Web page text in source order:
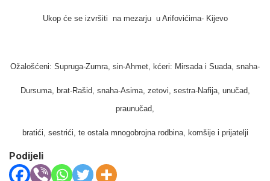
Ukop će se izvršiti na mezarju u Arifovićima- Kijevo
Ožalošćeni: Supruga-Zumra, sin-Ahmet, kćeri: Mirsada i Suada, snaha-
Dursuma, brat-Rašid, snaha-Asima, zetovi, sestra-Nafija, unučad,
praunučad,
bratići, sestrići, te ostala mnogobrojna rodbina, komšije i prijatelji
Podijeli